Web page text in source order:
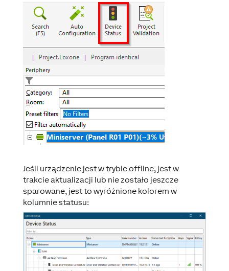
Jeśli urządzenie jest w trybie offline, jest w
trakcie aktualizacji lub nie zostało jeszcze
sparowane, jest to wyróżnione kolorem w
kolumnie statusu: